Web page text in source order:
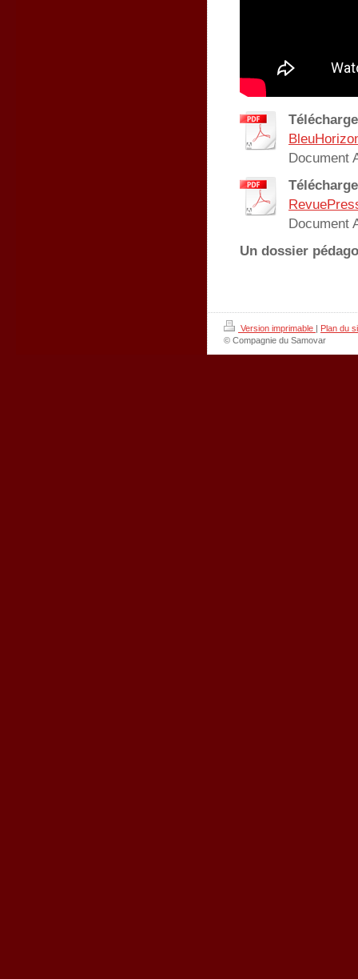
Document
Document
Un dossier
Version imprimable | Plan du
© Compagnie du Samovar